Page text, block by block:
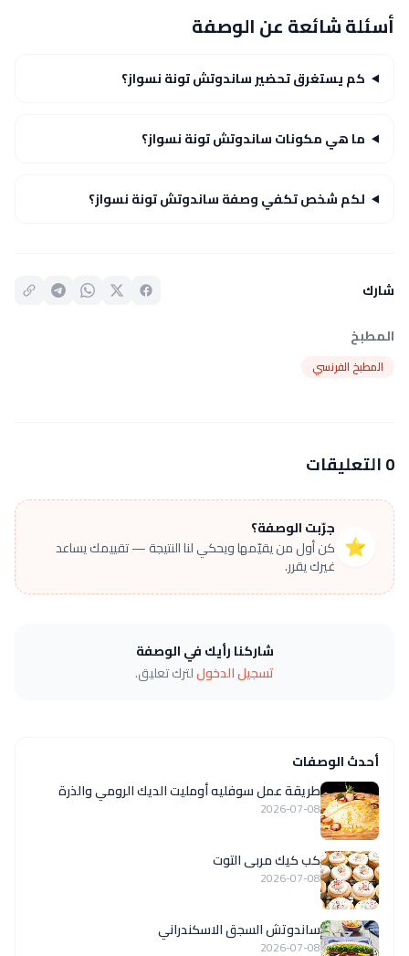
أسئلة شائعة عن الوصفة
كم يستغرق تحضير ساندوتش تونة نسواز؟
ما هي مكونات ساندوتش تونة نسواز؟
لكم شخص تكفي وصفة ساندوتش تونة نسواز؟
شارك
المطبخ
المطبخ الفرنسي
0 التعليقات
⭐
جرّبت الوصفة؟
كن أول من يقيّمها ويحكي لنا النتيجة — تقييمك يساعد
غيرك يقرر.
شاركنا رأيك في الوصفة
تسجيل الدخوللترك تعليق.
أحدث الوصفات
طريقة عمل سوفليه أومليت الديك الرومي والذرة
2026-07-08
كب كيك مربى التوت
2026-07-08
ساندوتش السجق الاسكندراني
2026-07-08